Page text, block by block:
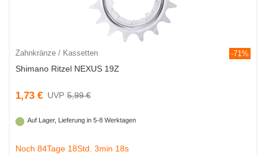
Zahnkränze / Kassetten -71%
Shimano Ritzel NEXUS 19Z
1,73 € 5,99 €
Auf Lager, Lieferung in 5-8 Werktagen
Noch 84Tage 18Std. 3min 18s